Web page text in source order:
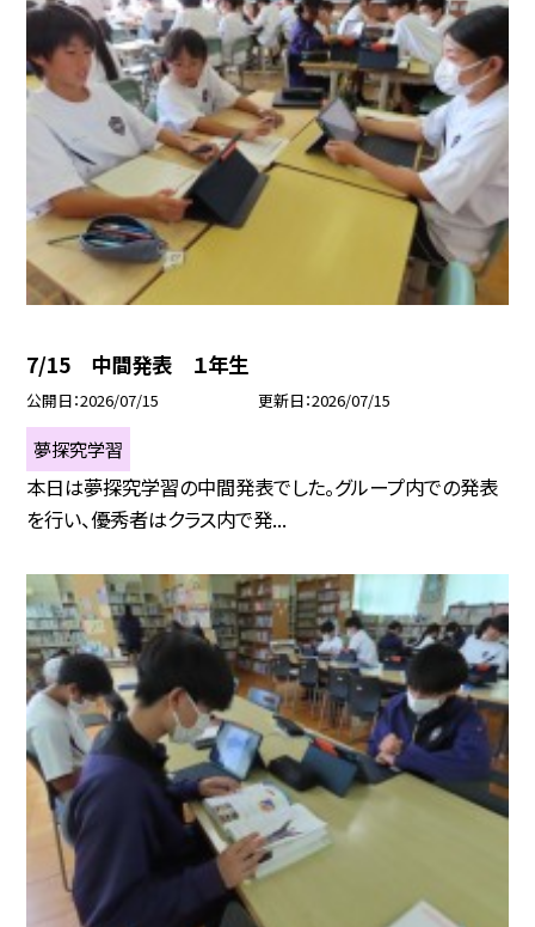
7/15 中間発表 １年生
公開日 2026/07/15 更新日 2026/07/15
夢探究学習
本日は夢探究学習の中間発表でした。グループ内での発表
を行い、優秀者はクラス内で発...